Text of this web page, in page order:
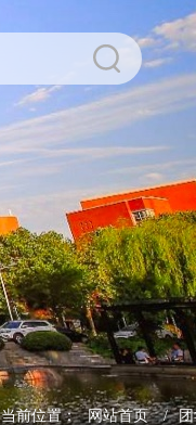
当前位置： 网站首页